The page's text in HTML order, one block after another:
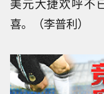
美元大捷欢呼不
喜。（李普利）